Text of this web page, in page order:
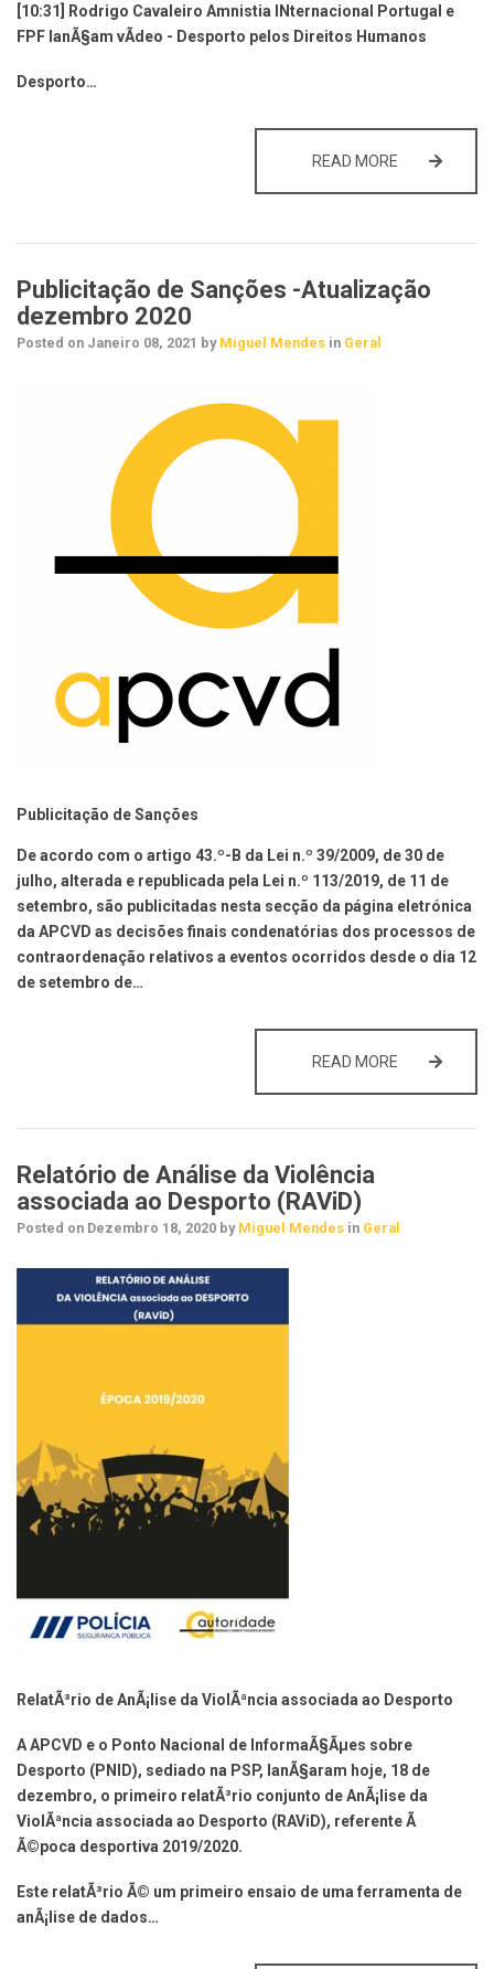
[10:31] Rodrigo Cavaleiro Amnistia INternacional Portugal e
FPF lanÃ§am vÃ­deo - Desporto pelos Direitos Humanos
Desporto…
READ MORE AMNISTIA
Publicitação de Sanções -Atualização
dezembro 2020
Posted on Janeiro 08, 2021 by Miguel Mendes in Geral
Publicitação de Sanções
De acordo com o artigo 43.º-B da Lei n.º 39/2009, de 30 de
julho, alterada e republicada pela Lei n.º 113/2019, de 11 de
setembro, são publicitadas nesta secção da página eletrónica
da APCVD as decisões finais condenatórias dos processos de
contraordenação relativos a eventos ocorridos desde o dia 12
de setembro de…
READ MORE
Relatório de Análise da Violência
associada ao Desporto (RAViD)
Posted on Dezembro 18, 2020 by Miguel Mendes in Geral
RelatÃ³rio de AnÃ¡lise da ViolÃªncia associada ao Desporto
A APCVD e o Ponto Nacional de InformaÃ§Ãµes sobre
Desporto (PNID), sediado na PSP, lanÃ§aram hoje, 18 de
dezembro, o primeiro relatÃ³rio conjunto de AnÃ¡lise da
ViolÃªncia associada ao Desporto (RAViD), referente Ã
Ã©poca desportiva 2019/2020.
Este relatÃ³rio Ã© um primeiro ensaio de uma ferramenta de
anÃ¡lise de dados…